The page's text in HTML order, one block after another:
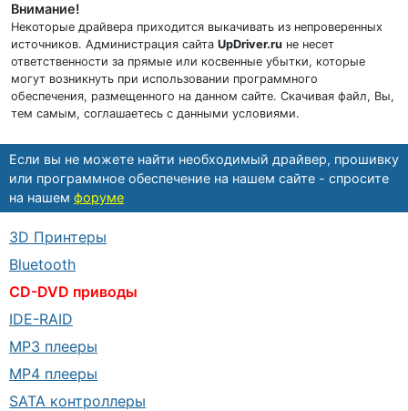
Внимание!
Некоторые драйвера приходится выкачивать из непроверенных
источников. Администрация сайта UpDriver.ru не несет
ответственности за прямые или косвенные убытки, которые
могут возникнуть при использовании программного
обеспечения, размещенного на данном сайте. Скачивая файл, Вы,
тем самым, соглашаетесь с данными условиями.
Если вы не можете найти необходимый драйвер, прошивку
или программное обеспечение на нашем сайте - спросите
на нашем форуме
3D Принтеры
Bluetooth
CD-DVD приводы
IDE-RAID
MP3 плееры
MP4 плееры
SATA контроллеры